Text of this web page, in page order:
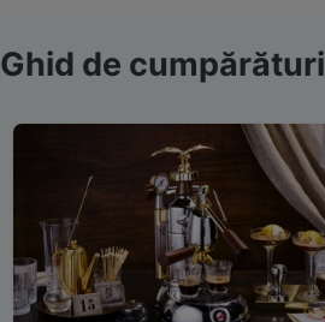
Ghid de cumpărături